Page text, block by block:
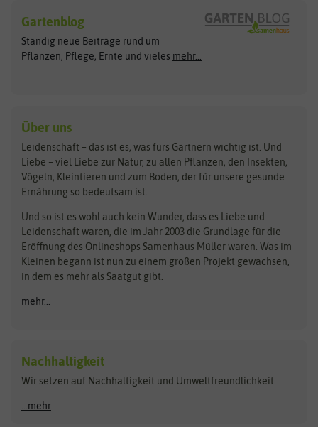
Exotische Samen
Gemüsesamen
Gründünger
Kräutersamen
Obstsamen
Pilzbrut
Rasensamen
Steckzwiebeln
Zimmer & Kübelpflanzen
Kataloge
Schnäppchen
Anzucht & Gartenzubehör
Anzuchtschalen
Heizmatte & Heizkabel
Kokos-Quelltabletten
Zimmergewächshaus
Arche Noah
ASB Greenworld
Benary
Bingenheimer Saatgut
Bionana
BIOWOL
Blumicorn
Bûten Birds
Carl Pabst
Clever Pots
COMPO
Dürr-Samen
Feldsaaten Freudenberger
Fertil
Flora Elite
Florissa
Flortis
Hortitops
Gartenblog
Ständig neue Beiträge rund um
Pflanzen, Pflege, Ernte und vieles mehr...
Über uns
Leidenschaft – das ist es, was fürs Gärtnern wichtig ist. Und
Liebe – viel Liebe zur Natur, zu allen Pflanzen, den Insekten,
Vögeln, Kleintieren und zum Boden, der für unsere gesunde
Ernährung so bedeutsam ist.
Und so ist es wohl auch kein Wunder, dass es Liebe und
Leidenschaft waren, die im Jahr 2003 die Grundlage für die
Eröffnung des Onlineshops Samenhaus Müller waren. Was im
Kleinen begann ist nun zu einem großen Projekt gewachsen,
in dem es mehr als Saatgut gibt.
mehr...
Nachhaltigkeit
Wir setzen auf Nachhaltigkeit und Umweltfreundlichkeit.
...mehr